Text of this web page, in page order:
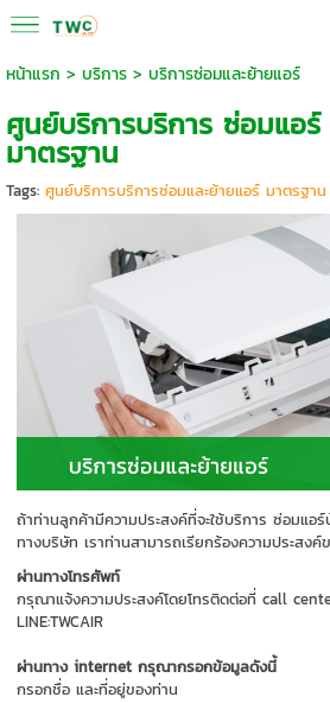
หน้าแรก > บริการ> บริการซ่อมและย้ายแอร์
ศูนย์บริการบริการ ซ่อมแอร์
มาตรฐาน
Tags: ศูนย์บริการบริการซ่อมและย้ายแอร์ มาตรฐาน
ถ้าท่านลูกค้ามีความประสงค์ที่จะใช้บริการ ซ่อมแ
ทางบริษัท เราท่านสามารถเรียกร้องความประสง
ผ่านทางโทรศัพท์
กรุณาแจ้งความประสงค์โดยโทรติดต่อที่ call
LINE:TWCAIR
ผ่านทาง internet กรุณากรอกข้อมูลดังนี้
กรอกชื่อ และที่อยู่ของท่าน